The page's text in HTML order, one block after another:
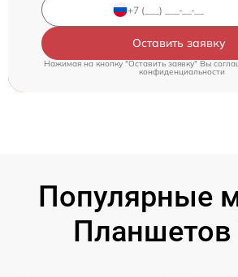
Оставить заявку
Нажимая на кнопку "Оставить заявку" Вы
конфиденциальности
Популярные
Планшетов